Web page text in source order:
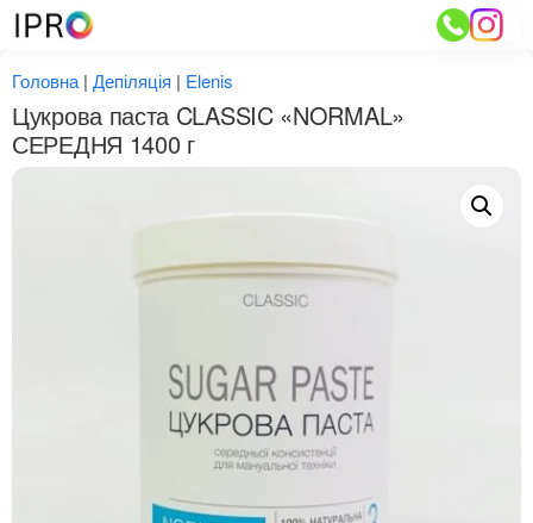
Перейти
до
Головна | Депіляція | Elenis
Цукрова паста CLASSIC «NORMAL»
СЕРЕДНЯ 1400 г